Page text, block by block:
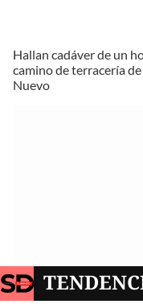
Hallan cadáver de un
camino de terracería
Nuevo